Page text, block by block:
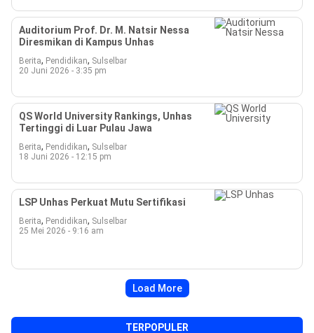
Auditorium Prof. Dr. M. Natsir Nessa
Diresmikan di Kampus Unhas
Berita, Pendidikan, Sulselbar
20 Juni 2026 - 3:35 pm
QS World University Rankings, Unhas
Tertinggi di Luar Pulau Jawa
Berita, Pendidikan, Sulselbar
18 Juni 2026 - 12:15 pm
LSP Unhas Perkuat Mutu Sertifikasi
Berita, Pendidikan, Sulselbar
25 Mei 2026 - 9:16 am
Load More
TERPOPULER